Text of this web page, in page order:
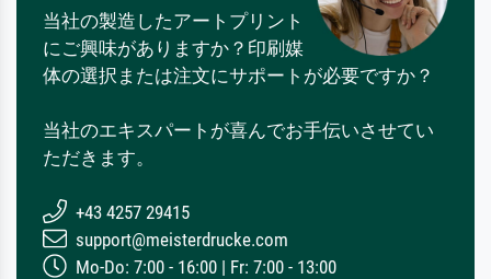
当社の製造したアートプリント
にご興味がありますか？印刷媒
体の選択または注文にサポートが必要ですか？
当社のエキスパートが喜んでお手伝いさせてい
ただきます。
+43 4257 29415
support@meisterdrucke.com
Mo-Do: 7:00 - 16:00 | Fr: 7:00 - 13:00